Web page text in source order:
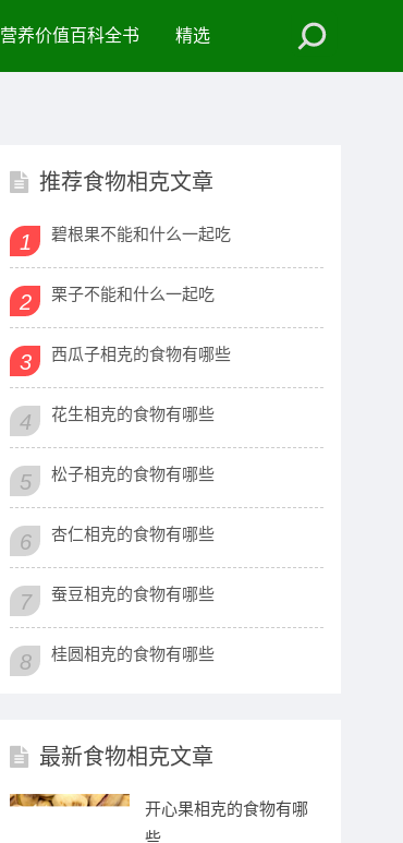
营养价值百科全书 精选
推荐食物相克文章
1 碧根果不能和什么一起吃
2 栗子不能和什么一起吃
3 西瓜子相克的食物有哪些
4 花生相克的食物有哪些
5 松子相克的食物有哪些
6 杏仁相克的食物有哪些
7 蚕豆相克的食物有哪些
8 桂圆相克的食物有哪些
最新食物相克文章
开心果相克的食物有哪
些